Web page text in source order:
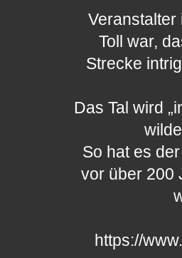
Veranstalter
Toll war,
Strecke
Das Tal wird
So hat es
vor über 200
https://